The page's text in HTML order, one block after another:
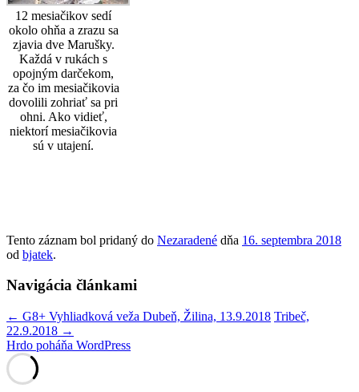
12 mesiačikov sedí
okolo ohňa a zrazu sa
zjavia dve Marušky.
Každá v rukách s
opojným darčekom,
za čo im mesiačikovia
dovolili zohriať sa pri
ohni. Ako vidieť,
niektorí mesiačikovia
sú v utajení.
Tento záznam bol pridaný do Nezaradené dňa 16. septembra 2018
od bjatek.
Navigácia článkami
← G8+ Vyhliadková veža Dubeň, Žilina, 13.9.2018 Tribeč,
22.9.2018 →
Hrdo poháňa WordPress